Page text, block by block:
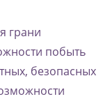
грани
побыть
безопасных